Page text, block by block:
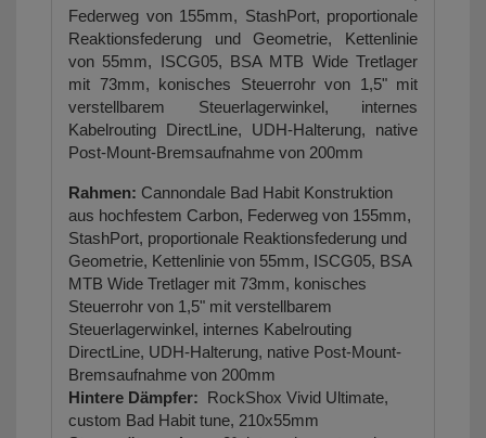
Federweg von 155mm, StashPort, proportionale
Reaktionsfederung und Geometrie, Kettenlinie
von 55mm, ISCG05, BSA MTB Wide Tretlager
mit 73mm, konisches Steuerrohr von 1,5" mit
verstellbarem Steuerlagerwinkel, internes
Kabelrouting DirectLine, UDH-Halterung, native
Post-Mount-Bremsaufnahme von 200mm
Rahmen: Cannondale Bad Habit Konstruktion
aus hochfestem Carbon, Federweg von 155mm,
StashPort, proportionale Reaktionsfederung und
Geometrie, Kettenlinie von 55mm, ISCG05, BSA
MTB Wide Tretlager mit 73mm, konisches
Steuerrohr von 1,5" mit verstellbarem
Steuerlagerwinkel, internes Kabelrouting
DirectLine, UDH-Halterung, native Post-Mount-
Bremsaufnahme von 200mm
Hintere Dämpfer: RockShox Vivid Ultimate,
custom Bad Habit tune, 210x55mm